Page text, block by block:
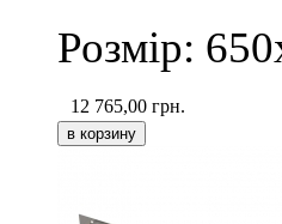
Розмір:
12 765,00 грн.